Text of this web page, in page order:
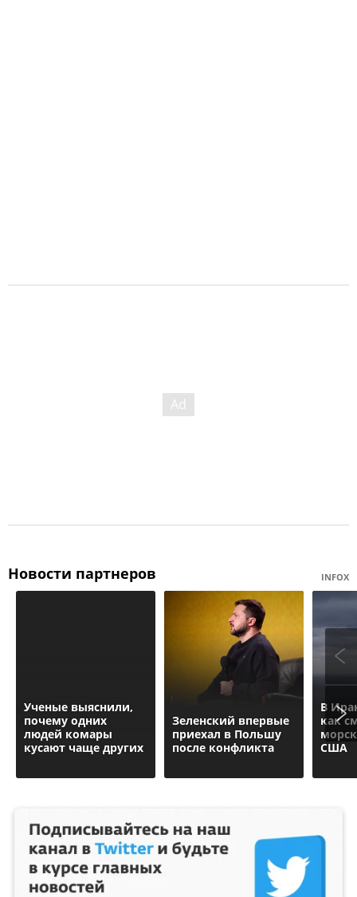
Новости партнеров INFOX
Ученые выяснили,
почему одних
людей комары
кусают чаще других
Зеленский впервые
приехал в Польшу
после конфликта
В
как
США